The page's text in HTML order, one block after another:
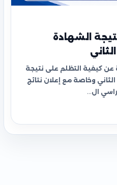
الشهادة
عن كيفية التظلم على نتيجة
2026 الترم الثاني وخاصة مع إعلان نتائج
ال…